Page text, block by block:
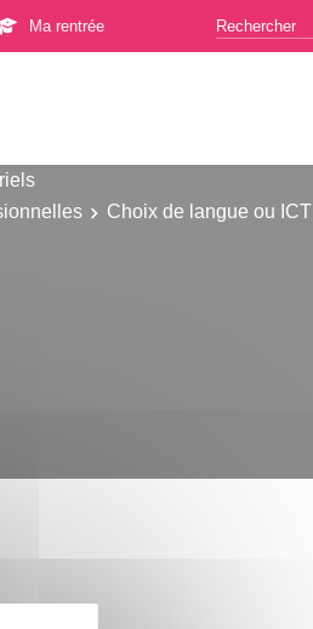
Ma rentrée
Choix de langue ou ICT